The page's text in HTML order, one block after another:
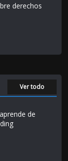
derechos
Ver todo
de